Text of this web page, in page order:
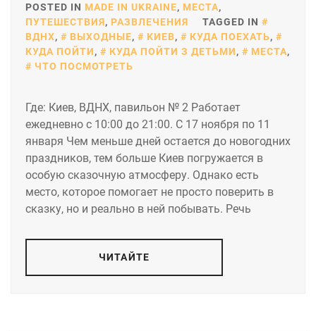
POSTED IN MADE IN UKRAINE, МЕСТА,
ПУТЕШЕСТВИЯ, РАЗВЛЕЧЕНИЯ
TAGGED IN
ВДНХ, ВЫХОДНЫЕ, КИЕВ, КУДА ПОЕХАТЬ,
КУДА ПОЙТИ, КУДА ПОЙТИ З ДЕТЬМИ, МЕСТА,
ЧТО ПОСМОТРЕТЬ
Где: Киев, ВДНХ, павильон № 2 Работает
ежедневно с 10:00 до 21:00. С 17 ноября по 11
января Чем меньше дней остается до новогодних
праздников, тем больше Киев погружается в
особую сказочную атмосферу. Однако есть
место, которое помогает не просто поверить в
сказку, но и реально в ней побывать. Речь
ЧИТАЙТЕ